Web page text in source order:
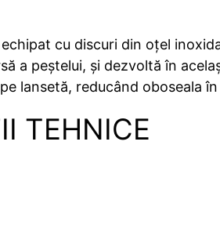
cu discuri din oțel
a peștelui, și dezvoltă în
lansetă, reducând oboseala
TEHNICE